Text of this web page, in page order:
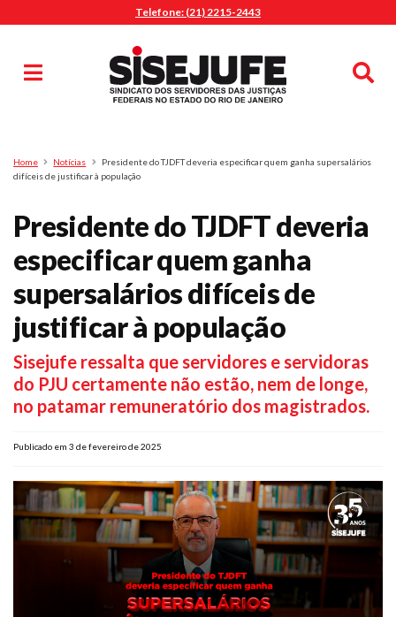
Telefone: (21) 2215-2443
Pesquisa
Home Notícias
Presidente do TJDFT deveria especificar quem ganha supersalários
difíceis de justificar à população
Presidente do TJDFT deveria
especificar quem ganha
supersalários difíceis de
justificar à população
Sisejufe ressalta que servidores e servidoras
do PJU certamente não estão, nem de longe,
no patamar remuneratório dos magistrados.
Publicado em 3 de fevereiro de 2025
MENU
Sindicalize-se
Jurídico
O Sindicato
Agenda
Casa do Alto
Sede Campestre
Nossos Convênios
Gympass Wellhub
Seguro Auto
Plano de Saúde
Assistência Funeral
Facebook InstagramTwitter YoutubeTikTok Whatsapp